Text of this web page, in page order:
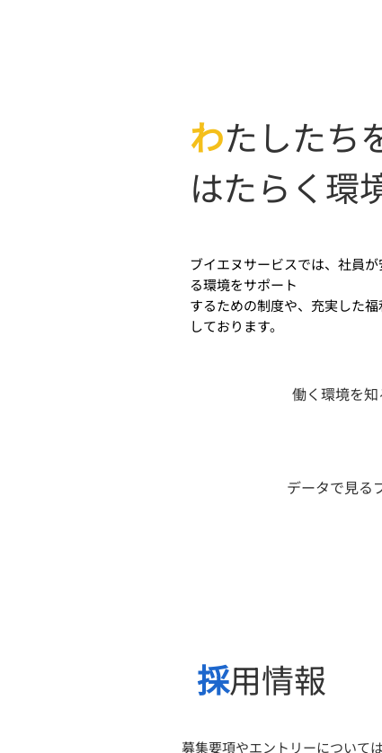
わたしたち
はたらく環
ブイエヌサービスでは、社員
る環境をサポート
するための制度や、充実した
しております。
働く環境を知
データで見る
採用情報
募集要項やエントリーについて